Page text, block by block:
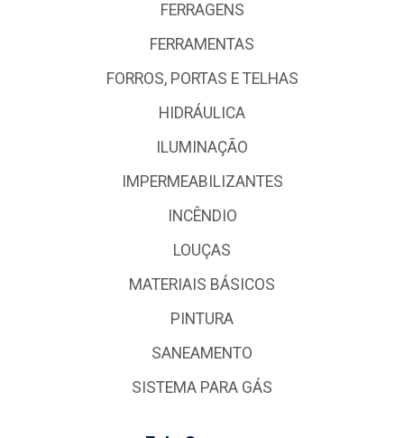
FERRAGENS
FERRAMENTAS
FORROS, PORTAS E TELHAS
HIDRÁULICA
ILUMINAÇÃO
IMPERMEABILIZANTES
INCÊNDIO
LOUÇAS
MATERIAIS BÁSICOS
PINTURA
SANEAMENTO
SISTEMA PARA GÁS